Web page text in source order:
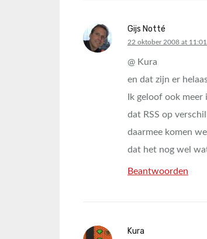
Gijs Notté
says:
22 oktober 2008 at 11:01
@ Kura
en dat zijn er
Ik geloof ook
dat RSS op
daarmee komen
dat het nog wel
Beantwoorden
Kura